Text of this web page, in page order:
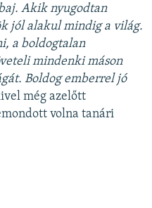
Akik nyugodtan
jól alakul mindig a világ.
a boldogtalan
mindenki máson
Boldog emberrel jó
még azelőtt
volna tanári